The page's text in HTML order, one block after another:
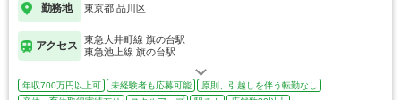
勤務地 東京都 品川区
アクセス
東急大井町線 旗の台駅
東急池上線 旗の台駅
年収700万円以上可 未経験者も応募可能
原則、引越しを伴う転勤なし